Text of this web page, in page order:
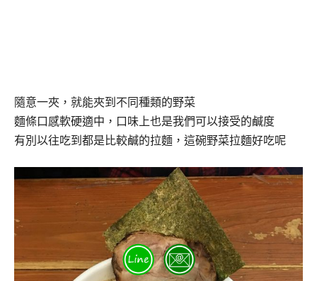
隨意一夾，就能夾到不同種類的野菜
麵條口感軟硬適中，口味上也是我們可以接受的鹹度
有別以往吃到都是比較鹹的拉麵，這碗野菜拉麵好吃呢